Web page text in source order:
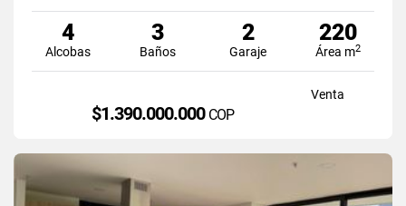
4
Alcobas
3
Baños
2
Garaje
220
Área m2
Venta
$1.390.000.000 COP